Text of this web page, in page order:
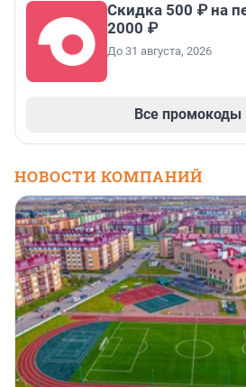
Скидка 500 ₽ на
2000 ₽
До 31 августа, 2026
Все промокоды
НОВОСТИ КОМПАНИЙ